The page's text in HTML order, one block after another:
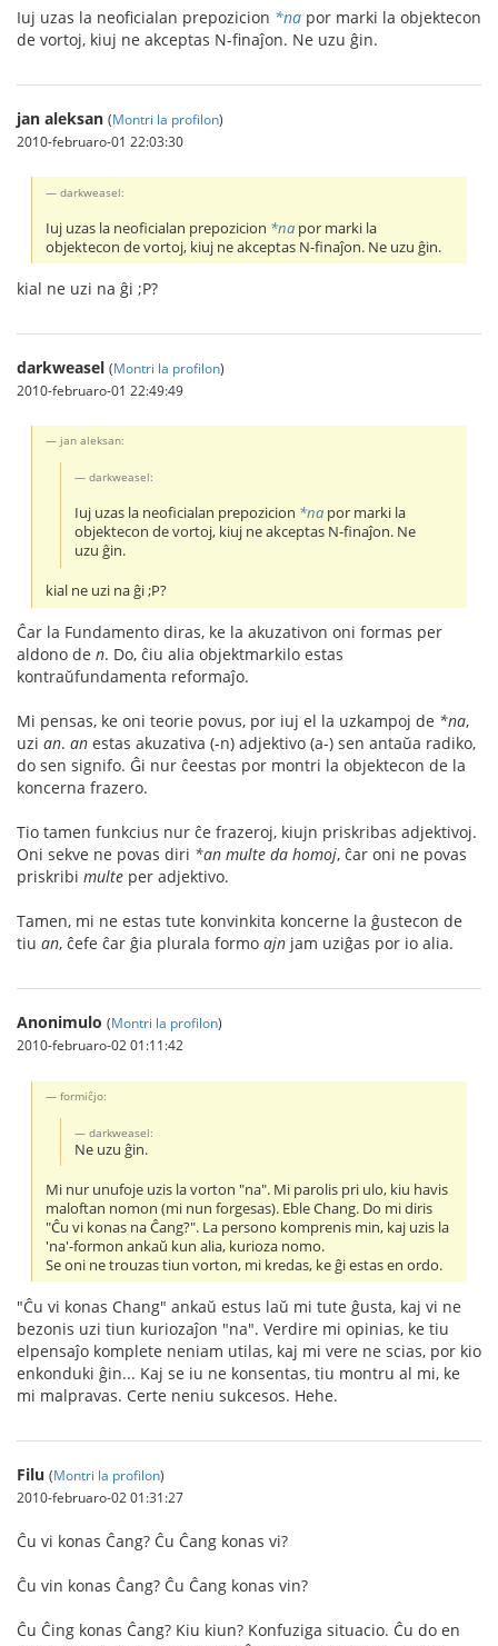
Iuj uzas la neoficialan prepozicion *na por marki la objektecon
de vortoj, kiuj ne akceptas N-finaĵon. Ne uzu ĝin.
jan aleksan (Montri la profilon)
2010-februaro-01 22:03:30
darkweasel:
Iuj uzas la neoficialan prepozicion *na por marki la
objektecon de vortoj, kiuj ne akceptas N-finaĵon. Ne uzu ĝin.
kial ne uzi na ĝi ;P?
darkweasel (Montri la profilon)
2010-februaro-01 22:49:49
jan aleksan:
darkweasel:
Iuj uzas la neoficialan prepozicion *na por marki la
objektecon de vortoj, kiuj ne akceptas N-finaĵon. Ne
uzu ĝin.
kial ne uzi na ĝi ;P?
Ĉar la Fundamento diras, ke la akuzativon oni formas per
aldono de n. Do, ĉiu alia objektmarkilo estas
kontraŭfundamenta reformaĵo.
Mi pensas, ke oni teorie povus, por iuj el la uzkampoj de *na,
uzi an. an estas akuzativa (-n) adjektivo (a-) sen antaŭa radiko,
do sen signifo. Ĝi nur ĉeestas por montri la objektecon de la
koncerna frazero.
Tio tamen funkcius nur ĉe frazeroj, kiujn priskribas adjektivoj.
Oni sekve ne povas diri *an multe da homoj, ĉar oni ne povas
priskribi multe per adjektivo.
Tamen, mi ne estas tute konvinkita koncerne la ĝustecon de
tiu an, ĉefe ĉar ĝia plurala formo ajn jam uziĝas por io alia.
Anonimulo (Montri la profilon)
2010-februaro-02 01:11:42
formiĉjo:
darkweasel:
Ne uzu ĝin.
Mi nur unufoje uzis la vorton "na". Mi parolis pri ulo, kiu havis
maloftan nomon (mi nun forgesas). Eble Chang. Do mi diris
"Ĉu vi konas na Ĉang?". La persono komprenis min, kaj uzis la
'na'-formon ankaŭ kun alia, kurioza nomo.
Se oni ne trouzas tiun vorton, mi kredas, ke ĝi estas en ordo.
"Ĉu vi konas Chang" ankaŭ estus laŭ mi tute ĝusta, kaj vi ne
bezonis uzi tiun kuriozaĵon "na". Verdire mi opinias, ke tiu
elpensaĵo komplete neniam utilas, kaj mi vere ne scias, por kio
enkonduki ĝin... Kaj se iu ne konsentas, tiu montru al mi, ke
mi malpravas. Certe neniu sukcesos. Hehe.
Filu (Montri la profilon)
2010-februaro-02 01:31:27
Ĉu vi konas Ĉang? Ĉu Ĉang konas vi?
Ĉu vin konas Ĉang? Ĉu Ĉang konas vin?
Ĉu Ĉing konas Ĉang? Kiu kiun? Konfuziga situacio. Ĉu do en